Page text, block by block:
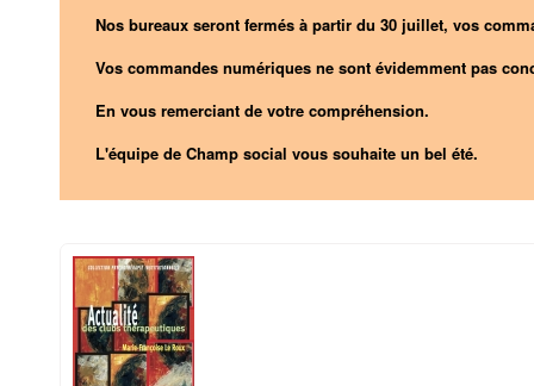
Nos bureaux seront fermés à partir du 30 juillet, vos
Vos commandes numériques ne sont évidemment pas
En vous remerciant de votre compréhension.
L'équipe de Champ social vous souhaite un bel été.